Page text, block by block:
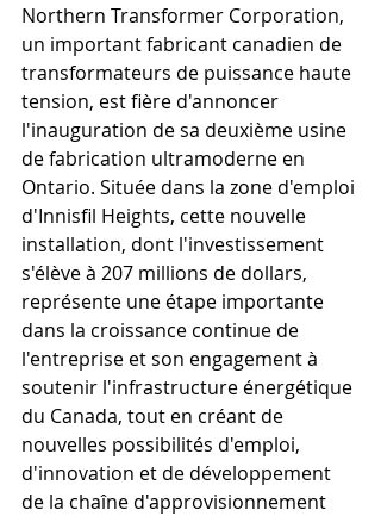
Northern Transformer Corporation,
un important fabricant canadien de
transformateurs de puissance haute
tension, est fière d'annoncer
l'inauguration de sa deuxième usine
de fabrication ultramoderne en
Ontario. Située dans la zone d'emploi
d'Innisfil Heights, cette nouvelle
installation, dont l'investissement
s'élève à 207 millions de dollars,
représente une étape importante
dans la croissance continue de
l'entreprise et son engagement à
soutenir l'infrastructure énergétique
du Canada, tout en créant de
nouvelles possibilités d'emploi,
d'innovation et de développement
de la chaîne d'approvisionnement